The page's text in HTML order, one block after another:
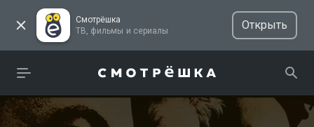
Смотрёшка
ТВ, фильмы и сериалы
Открыть